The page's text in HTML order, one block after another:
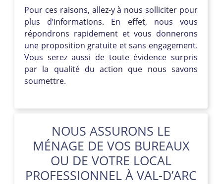
Pour ces raisons, allez-y à nous solliciter pour
plus d’informations. En effet, nous vous
répondrons rapidement et vous donnerons
une proposition gratuite et sans engagement.
Vous serez aussi de toute évidence surpris
par la qualité du action que nous savons
soumettre.
NOUS ASSURONS LE
MÉNAGE DE VOS BUREAUX
OU DE VOTRE LOCAL
PROFESSIONNEL À VAL-D’ARC